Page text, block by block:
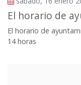
El horario de
El horario de
14 horas